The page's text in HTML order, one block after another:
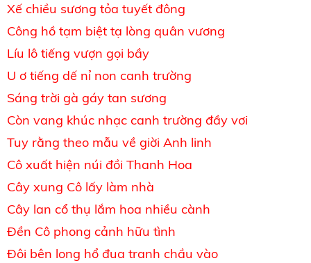
Xế chiều sương tỏa tuyết đông
Công hồ tạm biệt tạ lòng quân vương
Líu lô tiếng vượn gọi bầy
U ơ tiếng dế nỉ non canh trường
Sáng trời gà gáy tan sương
Còn vang khúc nhạc canh trường đầy vơi
Tuy rằng theo mẫu về giời Anh linh
Cô xuất hiện núi đồi Thanh Hoa
Cây xung Cô lấy làm nhà
Cây lan cổ thụ lắm hoa nhiều cành
Đền Cô phong cảnh hữu tình
Đôi bên long hổ đua tranh chầu vào